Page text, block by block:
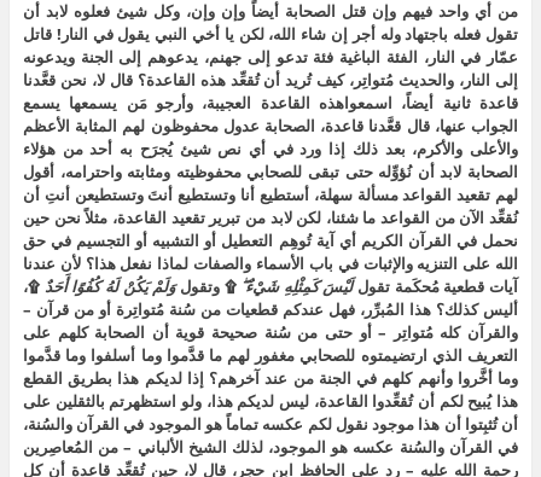
من أي واحد فيهم وإن قتل الصحابة أيضاً وإن وإن، وكل شيئ فعلوه لابد أن
تقول فعله باجتهاد وله أجر إن شاء الله، لكن يا أخي النبي يقول في النار! قاتل
عمّار في النار، الفئة الباغية فئة تدعو إلى جهنم، يدعوهم إلى الجنة ويدعونه
إلى النار، والحديث مُتواتِر، كيف تُريد أن تُقعِّد هذه القاعدة؟ قال لا، نحن قعَّدنا
قاعدة ثانية أيضاً، اسمعواهذه القاعدة العجيبة، وأرجو مَن يسمعها يسمع
الجواب عنها، قال قعَّدنا قاعدة، الصحابة عدول محفوظون لهم المثابة الأعظم
والأعلى والأكرم، بعد ذلك إذا ورد في أي نص شيئ يُجرَح به أحد من هؤلاء
الصحابة لابد أن نُؤوِّله حتى تبقى للصحابي محفوظيته ومثابته واحترامه، أقول
لهم تقعيد القواعد مسألة سهلة، أستطيع أنا وتستطيع أنتَ وتستطيعن أنتِ أن
نُقعِّد الآن من القواعد ما شئنا، لكن لابد من تبرير تقعيد القاعدة، مثلاً نحن حين
نحمل في القرآن الكريم أي آية تُوهِم التعطيل أو التشبيه أو التجسيم في حق
الله على التنزيه والإثبات في باب الأسماء والصفات لماذا نفعل هذا؟ لأن عندنا
آيات قطعية مُحكَمة تقوللَيْسَ كَمِثْلِهِ شَيْءٌ ۖ۩ وتقولوَلَمْ يَكُنْ لَهُ كُفُوًا أَحَدٌ۩،
أليس كذلك؟ هذا المُبرِّر، فهل عندكم قطعيات من سُنة مُتواتِرة أو من قرآن –
والقرآن كله مُتواتِر – أو حتى من سُنة صحيحة قوية أن الصحابة كلهم على
التعريف الذي ارتضيمتوه للصحابي مغفور لهم ما قدَّموا وما أسلفوا وما قدَّموا
وما أخَّروا وأنهم كلهم في الجنة من عند آخرهم؟ إذا لديكم هذا بطريق القطع
هذا يُبيح لكم أن تُقعِّدوا القاعدة، ليس لديكم هذا، ولو استظهرتم بالثقلين على
أن تُثبِتوا أن هذا موجود نقول لكم عكسه تماماً هو الموجود في القرآن والسُنة،
في القرآن والسُنة عكسه هو الموجود، لذلك الشيخ الألباني – من المُعاصِرين
رحمة الله عليه – رد على الحافظ ابن حجر، قال لا، حين تُقعِّد قاعدة أن كل